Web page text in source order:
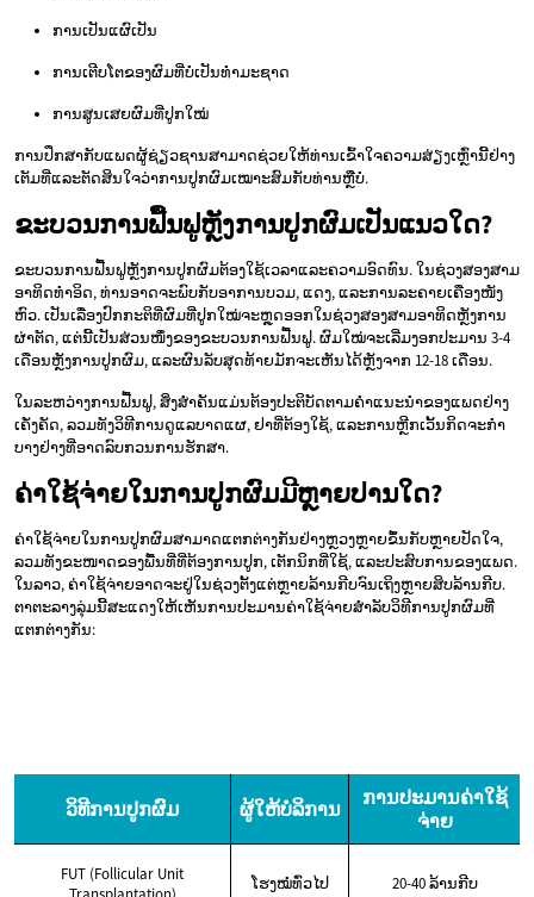
ການເປັນແຜົເປັນ
ການເຕີບໂຕຂອງຜົມທີ່ບໍ່ເປັນທຳມະຊາດ
ການສູນເສຍຜົມທີ່ປູກໃໝ່
ການປຶກສາກັບແພດຜູ້ຊ່ຽວຊານສາມາດຊ່ວຍໃຫ້ທ່ານເຂົ້າໃຈຄວາມສ່ຽງເຫຼົ່ານີ້ຢ່າງ
ເຕັມທີ່ແລະຕັດສິນໃຈວ່າການປູກຜົມເໝາະສົມກັບທ່ານຫຼືບໍ່.
ຂະບວນການຟື້ນຟູຫຼັງການປູກຜົມເປັນແນວໃດ?
ຂະບວນການຟື້ນຟູຫຼັງການປູກຜົມຕ້ອງໃຊ້ເວລາແລະຄວາມອົດທົນ. ໃນຊ່ວງສອງສາມ
ອາທິດທຳອິດ, ທ່ານອາດຈະພົບກັບອາການບວມ, ແດງ, ແລະການລະຄາຍເຄືອງໜັງ
ຫົວ. ເປັນເລື່ອງປົກກະຕິທີ່ຜົມທີ່ປູກໃໝ່ຈະຫຼຸດອອກໃນຊ່ວງສອງສາມອາທິດຫຼັງການ
ຜ່າຕັດ, ແຕ່ນີ້ເປັນສ່ວນໜຶ່ງຂອງຂະບວນການຟື້ນຟູ. ຜົມໃໝ່ຈະເລີ່ມງອກປະມານ 3-4
ເດືອນຫຼັງການປູກຜົມ, ແລະຜົນລັບສຸດທ້າຍມັກຈະເຫັນໄດ້ຫຼັງຈາກ 12-18 ເດືອນ.
ໃນລະຫວ່າງການຟື້ນຟູ, ສິ່ງສຳຄັນແມ່ນຕ້ອງປະຕິບັດຕາມຄຳແນະນຳຂອງແພດຢ່າງ
ເຄັ່ງຄັດ, ລວມທັງວິທີການດູແລບາດແຜ, ຢາທີ່ຕ້ອງໃຊ້, ແລະການຫຼີກເວັ້ນກິດຈະກຳ
ບາງຢ່າງທີ່ອາດລົບກວນການຮັກສາ.
ຄ່າໃຊ້ຈ່າຍໃນການປູກຜົມມີຫຼາຍປານໃດ?
ຄ່າໃຊ້ຈ່າຍໃນການປູກຜົມສາມາດແຕກຕ່າງກັນຢ່າງຫຼວງຫຼາຍຂຶ້ນກັບຫຼາຍປັດໃຈ,
ລວມທັງຂະໜາດຂອງພື້ນທີ່ທີ່ຕ້ອງການປູກ, ເຕັກນິກທີ່ໃຊ້, ແລະປະສົບການຂອງແພດ.
ໃນລາວ, ຄ່າໃຊ້ຈ່າຍອາດຈະຢູ່ໃນຊ່ວງຕັ້ງແຕ່ຫຼາຍລ້ານກີບຈົນເຖິງຫຼາຍສິບລ້ານກີບ.
ຕາຕະລາງລຸ່ມນີ້ສະແດງໃຫ້ເຫັນການປະມານຄ່າໃຊ້ຈ່າຍສຳລັບວິທີການປູກຜົມທີ່
ແຕກຕ່າງກັນ:
ວິທີການປູກຜົມ ຜູ້ໃຫ້ບໍລິການ
ການປະມານຄ່າໃຊ້
ຈ່າຍ
FUT (Follicular Unit
ໂຮງໝໍທົ່ວໄປ 20-40 ລ້ານກີບ